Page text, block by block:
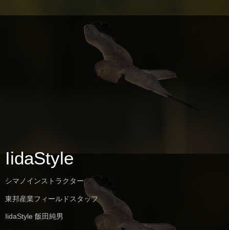
IidaStyle
シマノインストラクター
東邦産業フィールドスタッフ
IidaStyle 飯田純男